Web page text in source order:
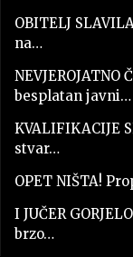
OBITELJ
na…
besplatan javni…
KVALIFIKACIJE
stvar…
OPET NIŠTA!
I JUČER
brzo…